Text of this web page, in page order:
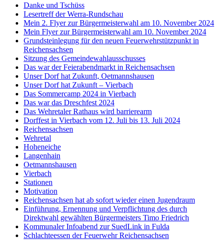
Danke und Tschüss
Lesertreff der Werra-Rundschau
Mein 2. Flyer zur Bürgermeisterwahl am 10. November 2024
Mein Flyer zur Bürgermeisterwahl am 10. November 2024
Grundsteinlegung für den neuen Feuerwehrstützpunkt in
Reichensachsen
Sitzung des Gemeindewahlausschusses
Das war der Feierabendmarkt in Reichensachsen
Unser Dorf hat Zukunft, Oetmannshausen
Unser Dorf hat Zukunft – Vierbach
Das Sommercamp 2024 in Vierbach
Das war das Dreschfest 2024
Das Wehretaler Rathaus wird barrierearm
Dorffest in Vierbach vom 12. Juli bis 13. Juli 2024
Reichensachsen
Wehretal
Hoheneiche
Langenhain
Oetmannshausen
Vierbach
Stationen
Motivation
Reichensachsen hat ab sofort wieder einen Jugendraum
Einführung, Ernennung und Verpflichtung des durch
Direktwahl gewählten Bürgermeisters Timo Friedrich
Kommunaler Infoabend zur SuedLink in Fulda
Schlachteessen der Feuerwehr Reichensachsen